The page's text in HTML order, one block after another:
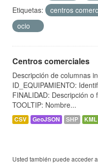
Etiquetas:
centros
ocio
Centros comerciales
Descripción de columnas
ID_EQUIPAMIENTO:
FINALIDAD: Descripción
TOOLTIP: Nombre...
CSV GeoJSON SHP KML
Usted también puede acceder